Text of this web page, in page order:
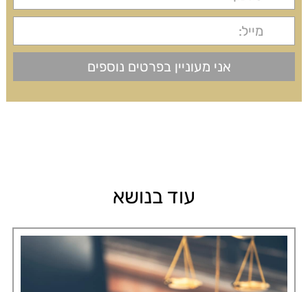
עוד בנושא